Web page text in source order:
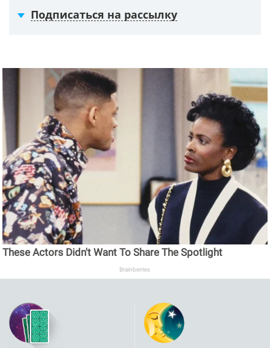
Подписаться на рассылку
These Actors Didn't Want To Share The Spotlight
Brainberries